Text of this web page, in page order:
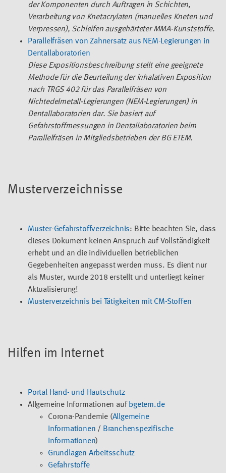
der Komponenten durch Auftragen in Schichten,
Verarbeitung von Knetacrylaten (manuelles Kneten und
Verpressen), Schleifen ausgehärteter MMA-Kunststoffe.
Parallelfräsen von Zahnersatz aus NEM-Legierungen in
Dentallaboratorien
Diese Expositionsbeschreibung stellt eine geeignete
Methode für die Beurteilung der inhalativen Exposition
nach TRGS 402 für das Parallelfräsen von
Nichtedelmetall-Legierungen (NEM-Legierungen) in
Dentallaboratorien dar. Sie basiert auf
Gefahrstoffmessungen in Dentallaboratorien beim
Parallelfräsen in Mitgliedsbetrieben der BG ETEM.
Musterverzeichnisse
Muster-Gefahrstoffverzeichnis: Bitte beachten Sie, dass
dieses Dokument keinen Anspruch auf Vollständigkeit
erhebt und an die individuellen betrieblichen
Gegebenheiten angepasst werden muss. Es dient nur
als Muster, wurde 2018 erstellt und unterliegt keiner
Aktualisierung!
Musterverzeichnis bei Tätigkeiten mit CM-Stoffen
Hilfen im Internet
Portal Hand- und Hautschutz
Allgemeine Informationen auf bgetem.de
Corona-Pandemie (Allgemeine
Informationen / Branchenspezifische
Informationen)
Grundlagen Arbeitsschutz
Gefahrstoffe